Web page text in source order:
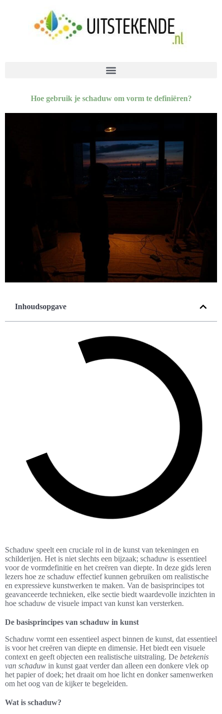
Hoe gebruik je schaduw om vorm te definiëren?
Inhoudsopgave
Schaduw speelt een cruciale rol in de kunst van tekeningen en
schilderijen. Het is niet slechts een bijzaak; schaduw is essentieel
voor de vormdefinitie en het creëren van diepte. In deze gids leren
lezers hoe ze schaduw effectief kunnen gebruiken om realistische
en expressieve kunstwerken te maken. Van de basisprincipes tot
geavanceerde technieken, elke sectie biedt waardevolle inzichten in
hoe schaduw de visuele impact van kunst kan versterken.
De basisprincipes van schaduw in kunst
Schaduw vormt een essentieel aspect binnen de kunst, dat essentieel
is voor het creëren van diepte en dimensie. Het biedt een visuele
context en geeft objecten een realistische uitstraling. De betekenis
van schaduw in kunst gaat verder dan alleen een donkere vlek op
het papier of doek; het draait om hoe licht en donker samenwerken
om het oog van de kijker te begeleiden.
Wat is schaduw?